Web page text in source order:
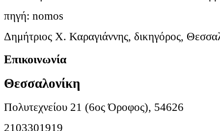
πηγή: nomos
Δημήτριος Χ. Καραγιάννης, δικηγόρος,
Επικοινωνία
Θεσσαλονίκη
Πολυτεχνείου 21 (6ος Όροφος), 54626
2103301919